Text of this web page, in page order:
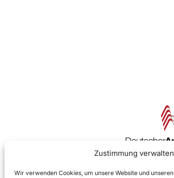
Zustimmung verwalten
Wir verwenden Cookies, um unsere Website und
Zur DAV